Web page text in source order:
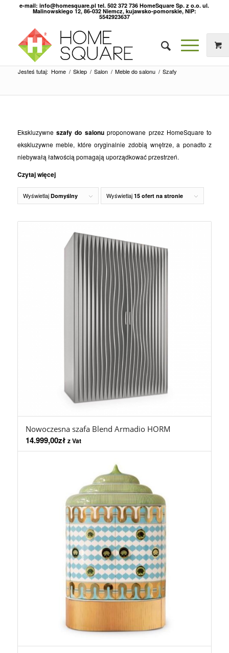
e-mail: info@homesquare.pl tel. 502 372 736 HomeSquare Sp. z o.o. ul.
Malinowskiego 12, 86-032 Niemcz, kujawsko-pomorskie, NIP:
5542923637
Jesteś tutaj: Home / Sklep / Salon / Meble do salonu / Szafy
Ekskluzywne szafy do salonuproponowane przez HomeSquare to
ekskluzywne meble, które oryginalnie zdobią wnętrze, a ponadto z
niebywałą łatwością pomagają uporządkować przestrzeń.
Czytaj więcej
Wyświetlaj Domyślny Wyświetlaj 15 ofert na stronie
Nowoczesna szafa Blend Armadio HORM
14.999,00zł z Vat